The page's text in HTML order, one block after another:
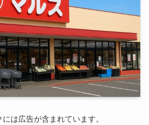
は広告が含まれています。